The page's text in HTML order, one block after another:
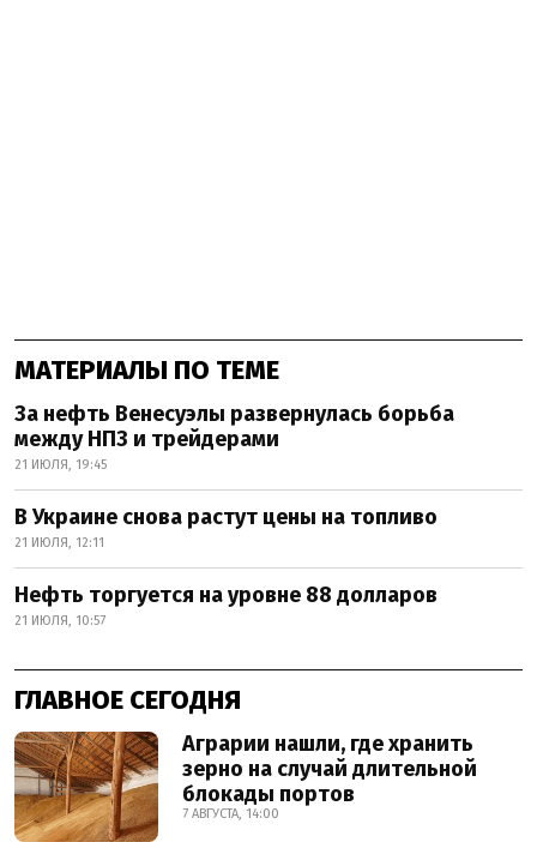
МАТЕРИАЛЫ ПО ТЕМЕ
За нефть Венесуэлы развернулась борьба
между НПЗ и трейдерами
21 ИЮЛЯ, 19:45
В Украине снова растут цены на топливо
21 ИЮЛЯ, 12:11
Нефть торгуется на уровне 88 долларов
21 ИЮЛЯ, 10:57
ГЛАВНОЕ СЕГОДНЯ
Аграрии нашли, где хранить
зерно на случай длительной
блокады портов
7 АВГУСТА, 14:00